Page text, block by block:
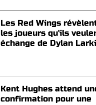
Les Red Wings
les joueurs qu'ils
échange de Dylan
Kent Hughes attend
confirmation pour une